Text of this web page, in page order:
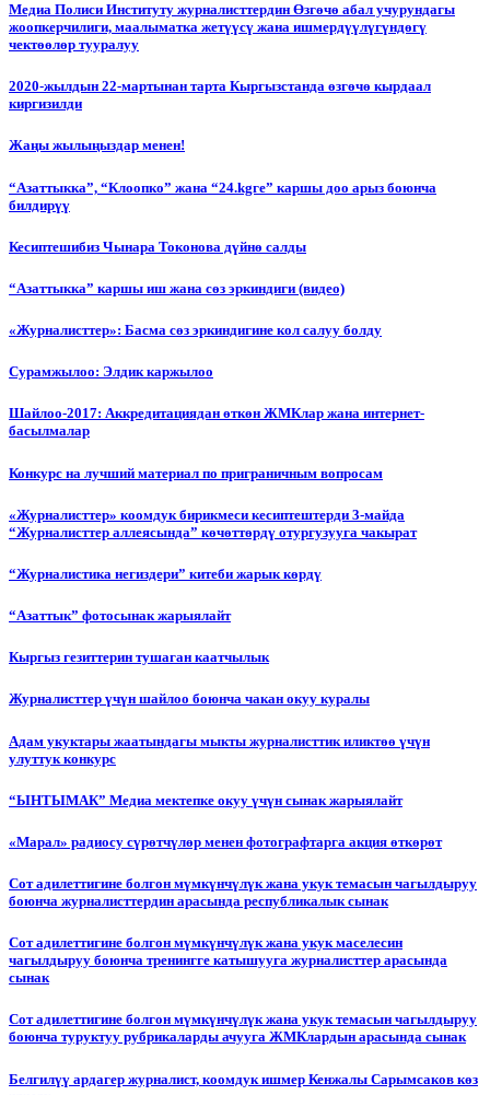
Медиа Полиси Институту журналисттердин Өзгөчө абал учурундагы
жоопкерчилиги, маалыматка жетүүсү жана ишмердүүлүгүндөгү
чектөөлөр тууралуу
2020-жылдын 22-мартынан тарта Кыргызстанда өзгөчө кырдаал
киргизилди
Жаңы жылыңыздар менен!
“Азаттыкка”, “Клоопко” жана “24.kgге” каршы доо арыз боюнча
билдирүү
Кесиптешибиз Чынара Токонова дүйнө салды
“Азаттыкка” каршы иш жана сөз эркиндиги (видео)
«Журналисттер»: Басма сөз эркиндигине кол салуу болду
Сурамжылоо: Элдик каржылоо
Шайлоо-2017: Аккредитациядан өткөн ЖМКлар жана интернет-
басылмалар
Конкурс на лучший материал по приграничным вопросам
«Журналисттер» коомдук бирикмеси кесиптештерди 3-майда
“Журналисттер аллеясында” көчөттөрдү отургузууга чакырат
“Журналистика негиздери” китеби жарык көрдү
“Азаттык” фотосынак жарыялайт
Кыргыз гезиттерин тушаган каатчылык
Журналисттер үчүн шайлоо боюнча чакан окуу куралы
Адам укуктары жаатындагы мыкты журналисттик иликтөө үчүн
улуттук конкурс
“ЫНТЫМАК” Медиа мектепке окуу үчүн сынак жарыялайт
«Марал» радиосу сүрөтчүлөр менен фотографтарга акция өткөрөт
Сот адилеттигине болгон мүмкүнчүлүк жана укук темасын чагылдыруу
боюнча журналисттердин арасында республикалык сынак
Сот адилеттигине болгон мүмкүнчүлүк жана укук маселесин
чагылдыруу боюнча тренингге катышууга журналисттер арасында
сынак
Сот адилеттигине болгон мүмкүнчүлүк жана укук темасын чагылдыруу
боюнча туруктуу рубрикаларды ачууга ЖМКлардын арасында сынак
Белгилүү ардагер журналист, коомдук ишмер Кенжалы Сарымсаков көз